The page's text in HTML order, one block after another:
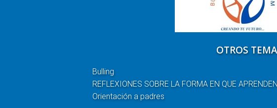
OTROS
Bulling
REFLEXIONES SOBRE LA FORMA EN QUE
Orientación a padres